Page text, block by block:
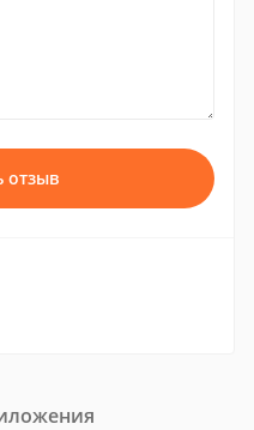
отзыв